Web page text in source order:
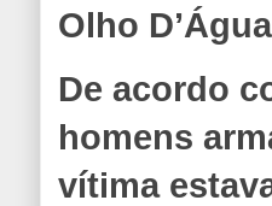
Olho
De acordo
homens
vítima